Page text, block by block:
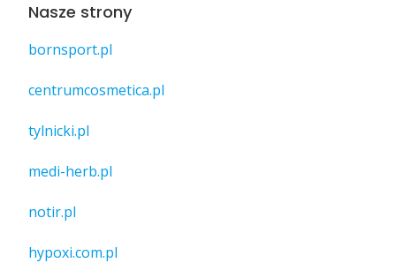
Nasze strony
bornsport.pl
centrumcosmetica.pl
tylnicki.pl
medi-herb.pl
notir.pl
hypoxi.com.pl